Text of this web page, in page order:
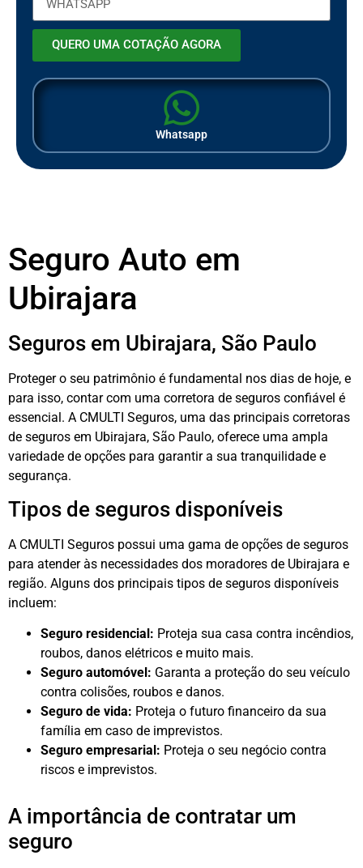
QUERO UMA COTAÇÃO AGORA
Whatsapp
Seguro Auto em
Ubirajara
Seguros em Ubirajara, São Paulo
Proteger o seu patrimônio é fundamental nos dias de hoje, e
para isso, contar com uma corretora de seguros confiável é
essencial. A CMULTI Seguros, uma das principais corretoras
de seguros em Ubirajara, São Paulo, oferece uma ampla
variedade de opções para garantir a sua tranquilidade e
segurança.
Tipos de seguros disponíveis
A CMULTI Seguros possui uma gama de opções de seguros
para atender às necessidades dos moradores de Ubirajara e
região. Alguns dos principais tipos de seguros disponíveis
incluem:
Seguro residencial: Proteja sua casa contra incêndios,
roubos, danos elétricos e muito mais.
Seguro automóvel: Garanta a proteção do seu veículo
contra colisões, roubos e danos.
Seguro de vida: Proteja o futuro financeiro da sua
família em caso de imprevistos.
Seguro empresarial: Proteja o seu negócio contra
riscos e imprevistos.
A importância de contratar um
seguro